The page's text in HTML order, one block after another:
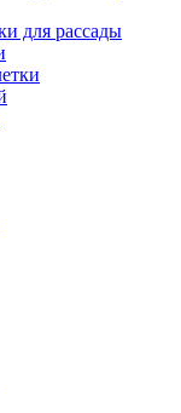
для рассады